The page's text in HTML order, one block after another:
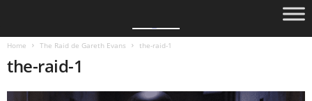
Home The Raid de Gareth Evans the-raid-1
the-raid-1